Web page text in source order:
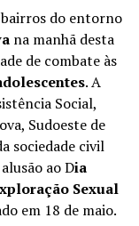
do entorno
na manhã desta
de combate às
. A
Social,
Sudoeste de
sociedade civil
ao Dia
Sexual
em 18 de maio.